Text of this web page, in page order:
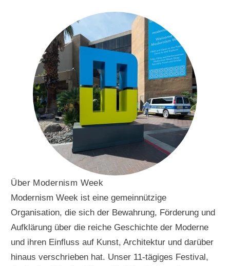
Über Modernism Week
Modernism Week ist eine gemeinnützige
Organisation, die sich der Bewahrung, Förderung und
Aufklärung über die reiche Geschichte der Moderne
und ihren Einfluss auf Kunst, Architektur und darüber
hinaus verschrieben hat. Unser 11-tägiges Festival,